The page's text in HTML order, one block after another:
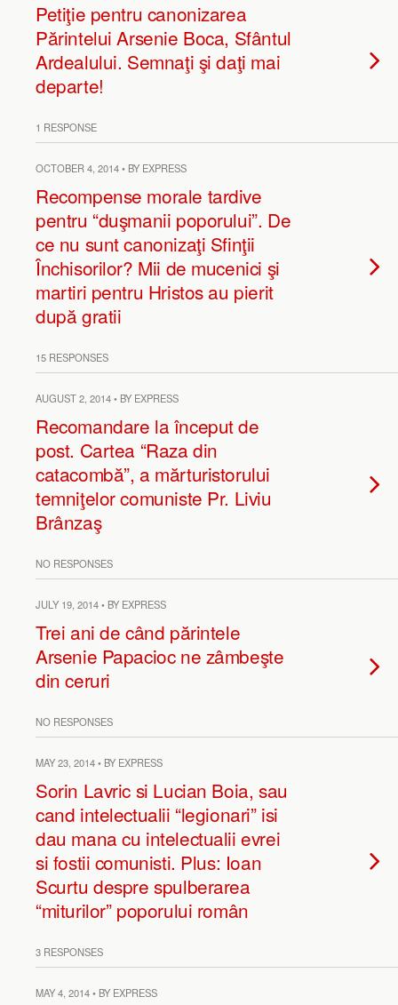
Petiţie pentru canonizarea
Părintelui Arsenie Boca, Sfântul
Ardealului. Semnaţi şi daţi mai
departe!
1 RESPONSE
OCTOBER 4, 2014 • BY EXPRESS
Recompense morale tardive
pentru “duşmanii poporului”. De
ce nu sunt canonizaţi Sfinţii
Închisorilor? Mii de mucenici şi
martiri pentru Hristos au pierit
după gratii
15 RESPONSES
AUGUST 2, 2014 • BY EXPRESS
Recomandare la început de
post. Cartea “Raza din
catacombă”, a mărturistorului
temniţelor comuniste Pr. Liviu
Brânzaş
NO RESPONSES
JULY 19, 2014 • BY EXPRESS
Trei ani de când părintele
Arsenie Papacioc ne zâmbeşte
din ceruri
NO RESPONSES
MAY 23, 2014 • BY EXPRESS
Sorin Lavric si Lucian Boia, sau
cand intelectualii “legionari” isi
dau mana cu intelectualii evrei
si fostii comunisti. Plus: Ioan
Scurtu despre spulberarea
“miturilor” poporului român
3 RESPONSES
MAY 4, 2014 • BY EXPRESS